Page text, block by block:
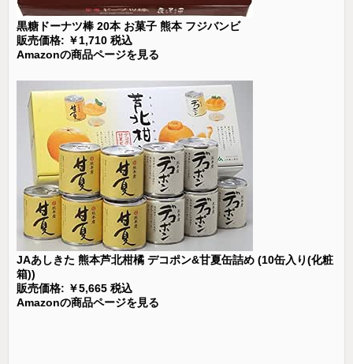
黒糖ドーナツ棒 20本 お菓子 熊本 フジバンビ
販売価格: ￥1,710 税込
Amazonの商品ページを見る
JAあしきた 熊本芦北柑橘 デコポン&甘夏缶詰め (10缶入り(化粧
箱))
販売価格: ￥5,665 税込
Amazonの商品ページを見る